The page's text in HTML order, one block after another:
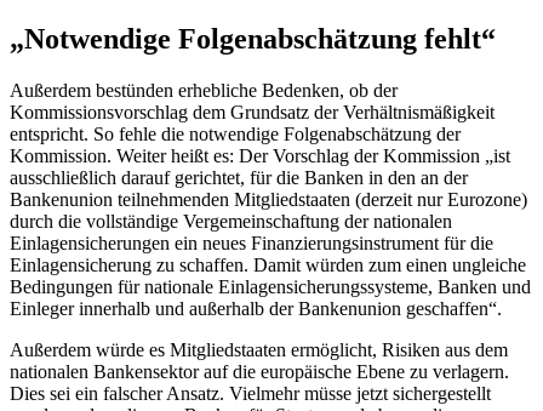
„Notwendige Folgenabschätzung fehlt“
Außerdem bestünden erhebliche Bedenken, ob der
Kommissionsvorschlag dem Grundsatz der Verhältnismäßigkeit
entspricht. So fehle die notwendige Folgenabschätzung der
Kommission. Weiter heißt es: Der Vorschlag der Kommission „ist
ausschließlich darauf gerichtet, für die Banken in den an der
Bankenunion teilnehmenden Mitgliedstaaten (derzeit nur Eurozone)
durch die vollständige Vergemeinschaftung der nationalen
Einlagensicherungen ein neues Finanzierungsinstrument für die
Einlagensicherung zu schaffen. Damit würden zum einen ungleiche
Bedingungen für nationale Einlagensicherungssysteme, Banken und
Einleger innerhalb und außerhalb der Bankenunion geschaffen“.
Außerdem würde es Mitgliedstaaten ermöglicht, Risiken aus dem
nationalen Bankensektor auf die europäische Ebene zu verlagern.
Dies sei ein falscher Ansatz. Vielmehr müsse jetzt sichergestellt